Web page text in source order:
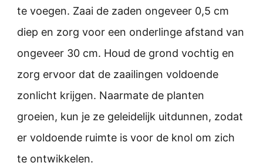
te voegen. Zaai de zaden ongeveer 0,5 cm
diep en zorg voor een onderlinge afstand van
ongeveer 30 cm. Houd de grond vochtig en
zorg ervoor dat de zaailingen voldoende
zonlicht krijgen. Naarmate de planten
groeien, kun je ze geleidelijk uitdunnen, zodat
er voldoende ruimte is voor de knol om zich
te ontwikkelen.